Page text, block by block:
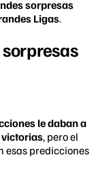
sorpresas
Ligas.
le daban a
victorias, pero el
esas predicciones